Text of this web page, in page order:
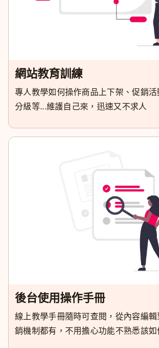
網站教育訓練
專人教學如何操作商品上下架、促銷
分級等...維護自己來，迅速又不求人
後台使用操作手冊
線上教學手冊隨時可查閱，從內容編
銷機制都有，不用擔心功能不熟悉該如